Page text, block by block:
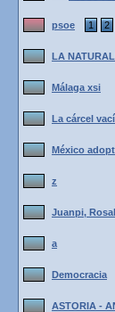
psoe 1 2
LA
Málaga xsi
La cárcel
México
z
Juanpi,
a
Democracia
ASTORIA -